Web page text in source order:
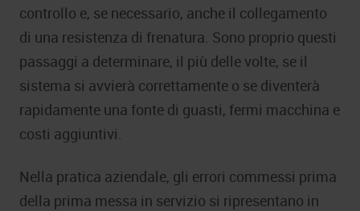
controllo e, se necessario, anche il collegamento
di una resistenza di frenatura. Sono proprio questi
passaggi a determinare, il più delle volte, se il
sistema si avvierà correttamente o se diventerà
rapidamente una fonte di guasti, fermi macchina e
costi aggiuntivi.
Nella pratica aziendale, gli errori commessi prima
della prima messa in servizio si ripresentano in